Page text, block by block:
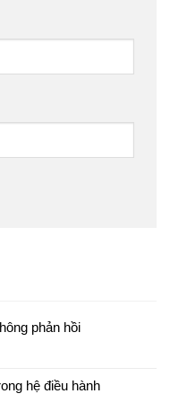
phản hồi
hệ điều hành